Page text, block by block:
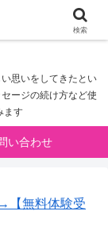
思いをしてきたとい
ージの続け方など使
ます
い合わせ
【無料体験受
検索